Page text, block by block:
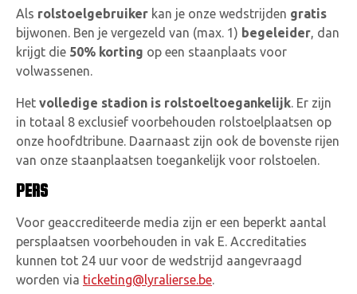
Als rolstoelgebruiker kan je onze wedstrijden gratis
bijwonen. Ben je vergezeld van (max. 1) begeleider, dan
krijgt die 50% korting op een staanplaats voor
volwassenen.
Het volledige stadion is rolstoeltoegankelijk. Er zijn
in totaal 8 exclusief voorbehouden rolstoelplaatsen op
onze hoofdtribune. Daarnaast zijn ook de bovenste rijen
van onze staanplaatsen toegankelijk voor rolstoelen.
PERS
Voor geaccrediteerde media zijn er een beperkt aantal
persplaatsen voorbehouden in vak E. Accreditaties
kunnen tot 24 uur voor de wedstrijd aangevraagd
worden via ticketing@lyralierse.be.